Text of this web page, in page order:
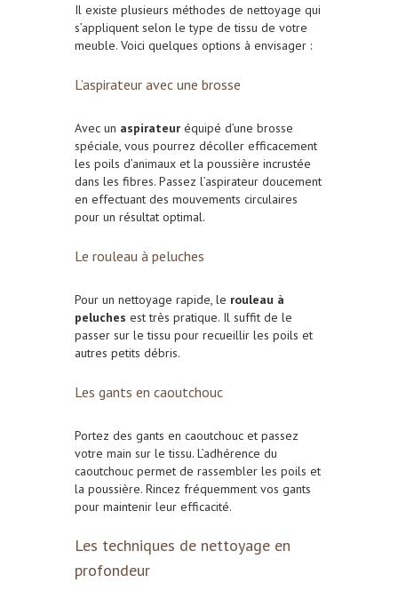
Il existe plusieurs méthodes de nettoyage qui
s’appliquent selon le type de tissu de votre
meuble. Voici quelques options à envisager :
L’aspirateur avec une brosse
Avec un aspirateur équipé d’une brosse
spéciale, vous pourrez décoller efficacement
les poils d’animaux et la poussière incrustée
dans les fibres. Passez l’aspirateur doucement
en effectuant des mouvements circulaires
pour un résultat optimal.
Le rouleau à peluches
Pour un nettoyage rapide, le rouleau à
peluches est très pratique. Il suffit de le
passer sur le tissu pour recueillir les poils et
autres petits débris.
Les gants en caoutchouc
Portez des gants en caoutchouc et passez
votre main sur le tissu. L’adhérence du
caoutchouc permet de rassembler les poils et
la poussière. Rincez fréquemment vos gants
pour maintenir leur efficacité.
Les techniques de nettoyage en
profondeur